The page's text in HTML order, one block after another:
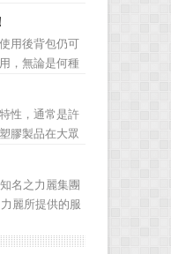
化馬克杯，製
需要花費多久
會蠢蠢欲動的
用後背包仍可
，無論是何種
誤的背負姿
使用時的隱性
背包即可早日
性，通常是許
膠製品在大眾
將於您分享關
塑膠編號的
而是指不同塑
名之力麗集團
麗所提供的服
網路規劃等加